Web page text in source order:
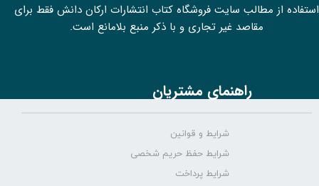
استفاده از مطالب سايت فروشگاه کتاب انتشارات ارکان دانش فقط برای
مقاصد غیر تجاری و با ذکر منبع بلامانع است.
راهنمای مشتریان
شرایط و قوانین
شرایط حفظ حریم شخصی
شرایط پرداخت